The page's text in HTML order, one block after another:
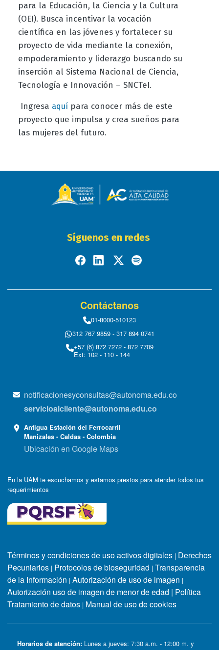
para la Educación, la Ciencia y la Cultura
(OEI). Busca incentivar la vocación
científica en las jóvenes y fortalecer su
proyecto de vida mediante la conexión,
empoderamiento y liderazgo buscando su
inserción al Sistema Nacional de Ciencia,
Tecnología e Innovación – SNCTeI.
Ingresa aquí para conocer más de este
proyecto que impulsa y crea sueños para
las mujeres del futuro.
Síguenos en redes
Contáctanos
01-8000-510123
312 767 9859 - 317 894 0741
+57 (6) 872 7272 - 872 7709
Ext: 102 - 110 - 144
notificacionesyconsultas@autonoma.edu.co
servicioalcliente@autonoma.edu.co
Antigua Estación del Ferrocarril
Manizales - Caldas - Colombia
Ubicación en Google Maps
En la UAM te escuchamos y estamos prestos para atender todos tus
requerimientos
Términos y condiciones de uso activos digitales | Derechos
Pecuniarios | Protocolos de bioseguridad | Transparencia
de la Información | Autorización de uso de imagen |
Autorización uso de imagen de menor de edad | Política
Tratamiento de datos | Manual de uso de cookies
Horarios de atención: Lunes a jueves: 7:30 a.m. - 12:00 m. y